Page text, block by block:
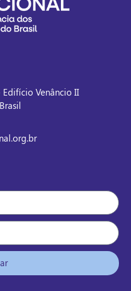
Edifício Venâncio II